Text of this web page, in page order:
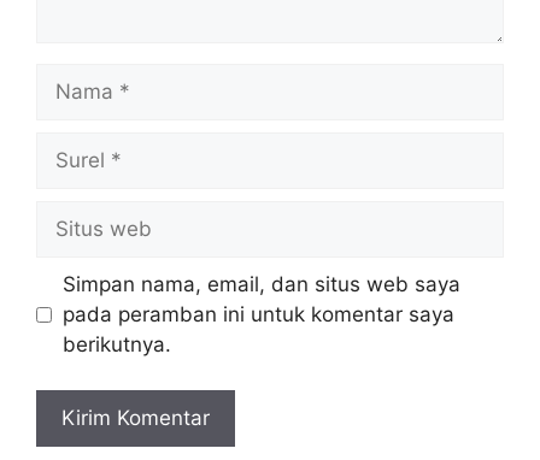
web
Simpan nama, email, dan situs web saya
pada peramban ini untuk komentar saya
berikutnya.